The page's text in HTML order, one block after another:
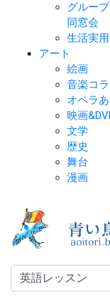
グループ
同窓会
生活実用
アート
絵画
音楽コ
オペラ
映画
文学
歴史
舞台
漫画